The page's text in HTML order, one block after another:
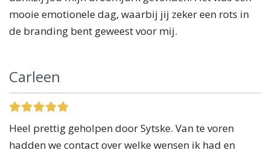
mooie emotionele dag, waarbij jij zeker een rots in
de branding bent geweest voor mij.
Carleen
Heel prettig geholpen door Sytske. Van te voren
hadden we contact over welke wensen ik had en